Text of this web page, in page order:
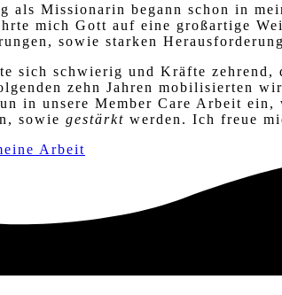
als Missionarin begann schon in
mich Gott auf eine großartige
sowie starken
sich schwierig und Kräfte zehrend ,
zehn Jahren mobilisierten
in unsere Member Care Arbeit
sowie gestärkt werden. Ich freue
Arbeit